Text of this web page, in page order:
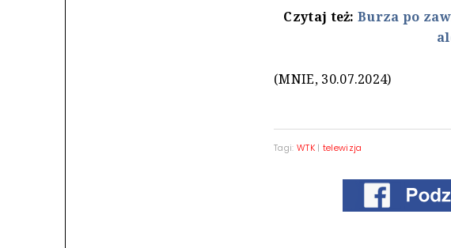
Czytaj też:Burza po
(MNIE, 30.07.2024)
Tagi: WTK| telewizja